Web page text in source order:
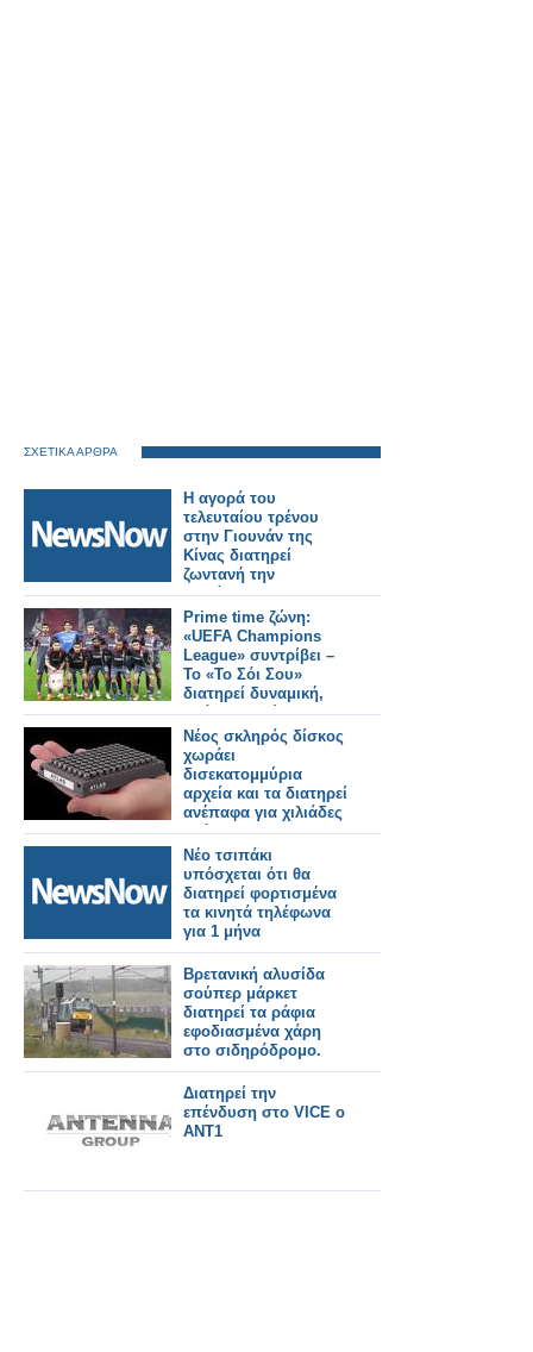
ΣΧΕΤΙΚΑ ΑΡΘΡΑ
Η αγορά του
τελευταίου τρένου
στην Γιουνάν της
Κίνας διατηρεί
ζωντανή την
παράδοση.
Prime time ζώνη:
«UEFA Champions
League» συντρίβει –
Το «Το Σόι Σου»
διατηρεί δυναμική,
«Ράδιο Αρβύλα»
σταθερό
Νέος σκληρός δίσκος
χωράει
δισεκατομμύρια
αρχεία και τα διατηρεί
ανέπαφα για χιλιάδες
χρόνια
Νέο τσιπάκι
υπόσχεται ότι θα
διατηρεί φορτισμένα
τα κινητά τηλέφωνα
για 1 μήνα
Βρετανική αλυσίδα
σούπερ μάρκετ
διατηρεί τα ράφια
εφοδιασμένα χάρη
στο σιδηρόδρομο.
Διατηρεί την
επένδυση στο VICE ο
ANT1